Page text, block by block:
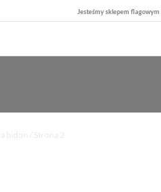
Jesteśmy sklepem flagowym
bidon / Strona 2